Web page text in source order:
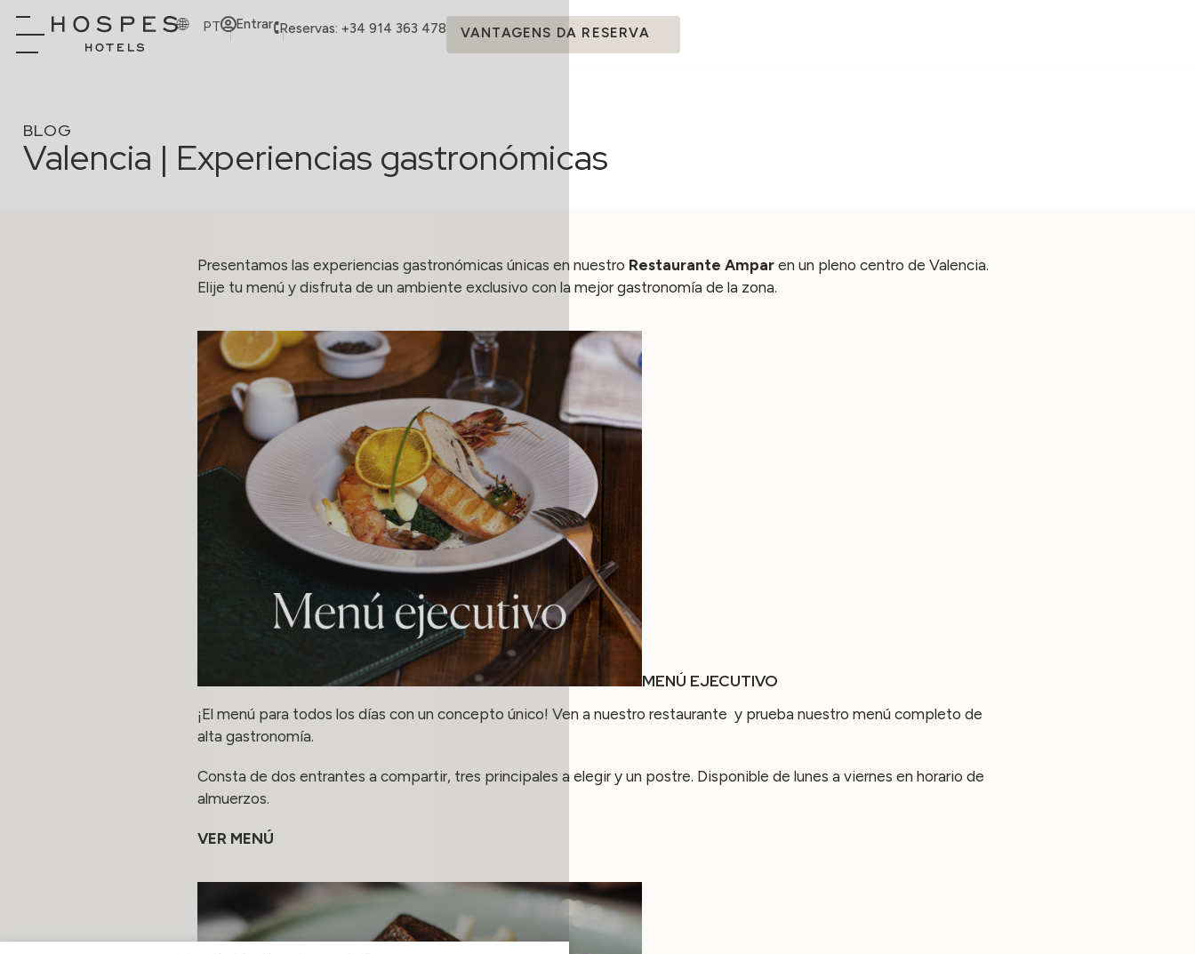
PT Entrar Reservas: +34 914 363 478 VANTAGENS DA RESERVA
BLOG
Valencia | Experiencias gastronómicas
Presentamos las experiencias gastronómicas únicas en nuestro Restaurante Ampar en un pleno centro de Valencia.
Elije tu menú y disfruta de un ambiente exclusivo con la mejor gastronomía de la zona.
MENÚ EJECUTIVO
¡El menú para todos los días con un concepto único! Ven a nuestro restaurante y prueba nuestro menú completo de
alta gastronomía.
Consta de dos entrantes a compartir, tres principales a elegir y un postre. Disponible de lunes a viernes en horario de
almuerzos.
VER MENÚ